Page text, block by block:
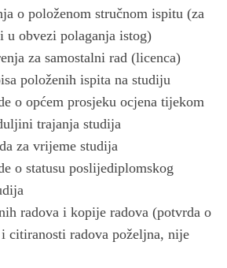
o položenom stručnom ispitu (za
u obvezi polaganja istog)
za samostalni rad (licenca)
položenih ispita na studiju
o općem prosjeku ocjena tijekom
trajanja studija
za vrijeme studija
o statusu poslijediplomskog
radova i kopije radova (potvrda o
citiranosti radova poželjna, nije